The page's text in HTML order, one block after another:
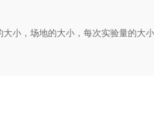
，场地的大小，每次实验量的大小